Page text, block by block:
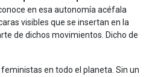
en esa autonomía acéfala
visibles que se insertan en la
de dichos movimientos. Dicho de
en todo el planeta. Sin un